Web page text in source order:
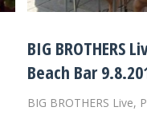
BIG BROTHERS
Beach Bar
BIG BROTHERS Live,